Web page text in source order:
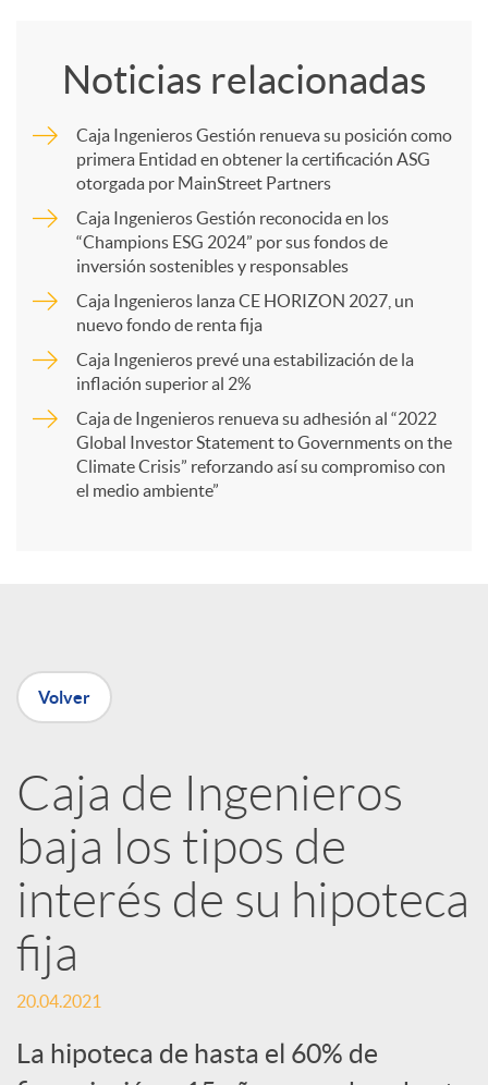
r
n
R
e
d
e
s
Noticias relacionadas
Caja Ingenieros Gestión renueva su posición como
primera Entidad en obtener la certificación ASG
otorgada por MainStreet Partners
Caja Ingenieros Gestión reconocida en los
“Champions ESG 2024” por sus fondos de
inversión sostenibles y responsables
Caja Ingenieros lanza CE HORIZON 2027, un
nuevo fondo de renta fija
Caja Ingenieros prevé una estabilización de la
inflación superior al 2%
Caja de Ingenieros renueva su adhesión al “2022
Global Investor Statement to Governments on the
Climate Crisis” reforzando así su compromiso con
el medio ambiente”
Volver
Caja de Ingenieros
baja los tipos de
interés de su hipoteca
fija
20.04.2021
La hipoteca de hasta el 60% de